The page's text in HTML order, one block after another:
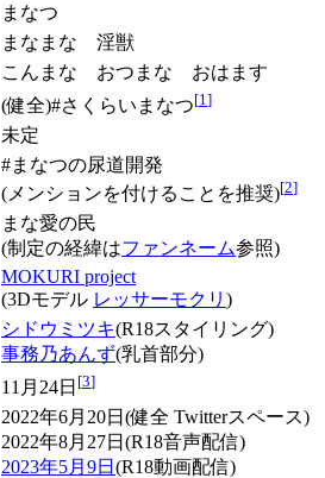
まなつ
まなまな 淫獣
こんまな おつまな おはます
(健全)#さくらいまなつ[1 ]
未定
#まなつの尿道開発
(メンションを付けることを推奨)[2]
まな愛の民
(制定の経緯はファンネーム参照)
MOKURI project
(3Dモデル レッサーモクリ )
シドウミツキ(R18スタイリング)
事務乃あんず(乳首部分)
11月24日 [3]
2022年6月20日(健全 Twitterスペース)
2022年8月27日(R18音声配信)
2023年5月9日 (R18動画配信)